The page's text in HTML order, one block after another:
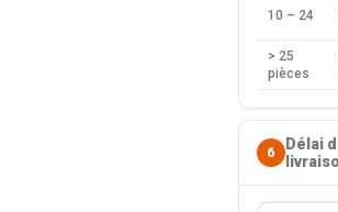
10 – 24
> 25
pièces
6
Délai